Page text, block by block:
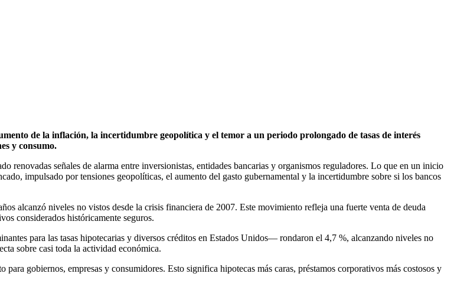
de la inflación, la incertidumbre geopolítica y el temor a un periodo prolongado de tasas de interés
y consumo.
renovadas señales de alarma entre inversionistas, entidades bancarias y organismos reguladores. Lo que en un inicio
impulsado por tensiones geopolíticas, el aumento del gasto gubernamental y la incertidumbre sobre si los bancos
alcanzó niveles no vistos desde la crisis financiera de 2007. Este movimiento refleja una fuerte venta de deuda
considerados históricamente seguros.
para las tasas hipotecarias y diversos créditos en Estados Unidos— rondaron el 4,7 %, alcanzando niveles no
sobre casi toda la actividad económica.
gobiernos, empresas y consumidores. Esto significa hipotecas más caras, préstamos corporativos más costosos y